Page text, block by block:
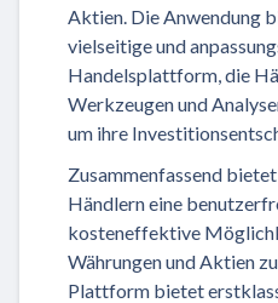
Aktien. Die Anwendung
vielseitige und
Handelsplattform, die
Werkzeugen und
um ihre
Zusammenfassend
Händlern eine
kosteneffektive
Währungen und Aktien
Plattform bietet